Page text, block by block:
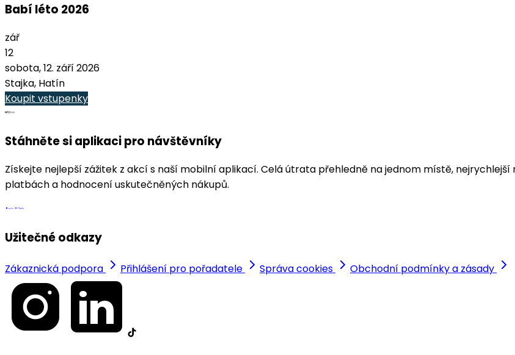
Babí léto 2026
zář
12
sobota, 12. září 2026
Stajka, Hatín
Koupit vstupenky
Stáhněte si aplikaci pro návštěvníky
Získejte nejlepší zážitek z akcí s naší mobilní aplikací. Celá útrata přehledně na jednom místě,
platbách a hodnocení uskutečněných nákupů.
Užitečné odkazy
Zákaznická podpora Přihlášení pro pořadatele Správa cookies Obchodní podmínky a zásady